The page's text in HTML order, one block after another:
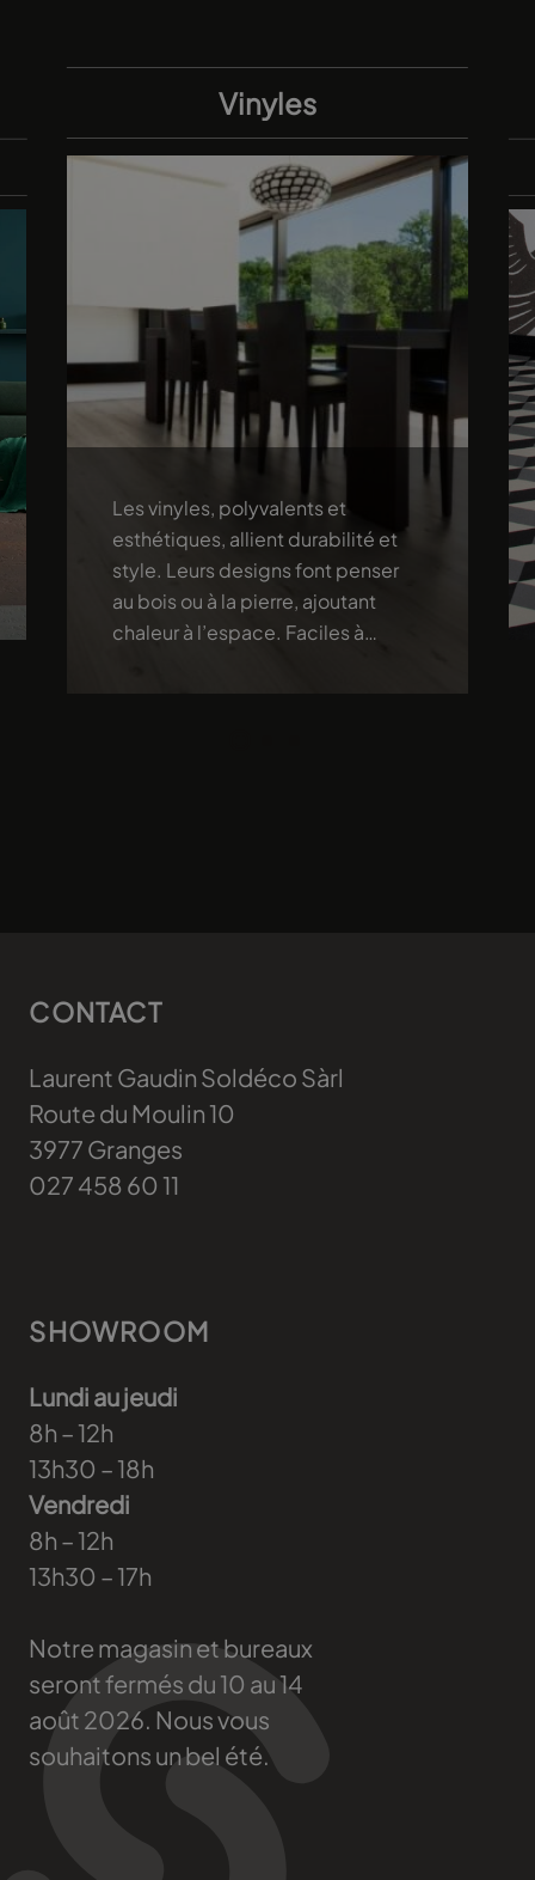
Vinyles
Les vinyles, polyvalents et
esthétiques, allient durabilité et
style. Leurs designs font penser
au bois ou à la pierre, ajoutant
chaleur à l’espace. Faciles à
CONTACT
Laurent Gaudin Soldéco Sàrl
Route du Moulin 10
3977 Granges
027 458 60 11
SHOWROOM
Lundi au jeudi
8h – 12h
13h30 – 18h
Vendredi
8h – 12h
13h30 – 17h
Notre magasin et bureaux
seront fermés du 10 au 14
août 2026. Nous vous
souhaitons un bel été.